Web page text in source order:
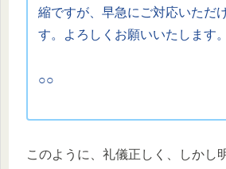
縮ですが、早急にご対応いただ
す。よろしくお願いいたします。
○○
このように、礼儀正しく、しかし